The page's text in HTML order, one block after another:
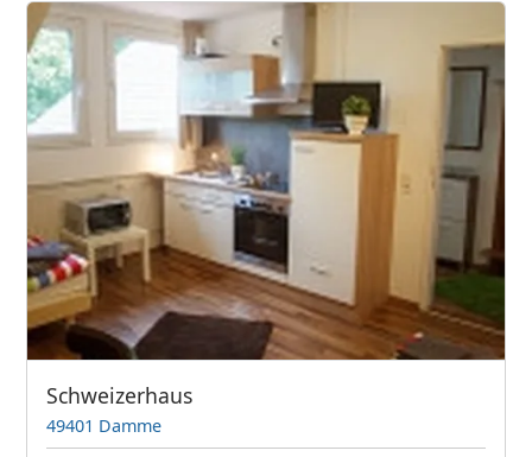
Schweizerhaus
49401 Damme